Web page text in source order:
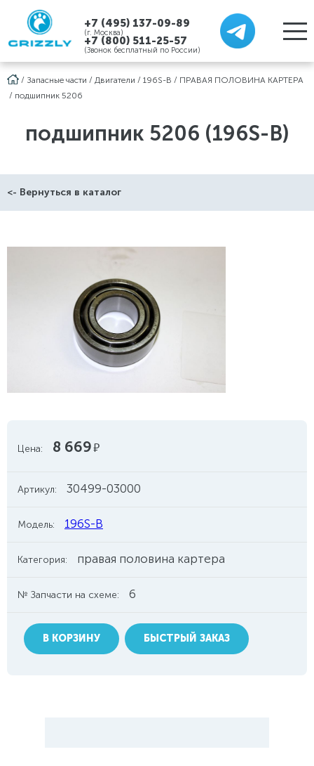
+7 (495) 137-09-89
(г. Москва)
+7 (800) 511-25-57
(Звонок бесплатный по России)
/ Запасные части / Двигатели / 196S-B / ПРАВАЯ ПОЛОВИНА КАРТЕРА
/ подшипник 5206
подшипник 5206 (196S-B)
<- Вернуться в каталог
Цена: 8 669руб.
Артикул: 30499-03000
Модель: 196S-B
Категория: правая половина картера
№ Запчасти на схеме: 6
В КОРЗИНУ БЫСТРЫЙ ЗАКАЗ